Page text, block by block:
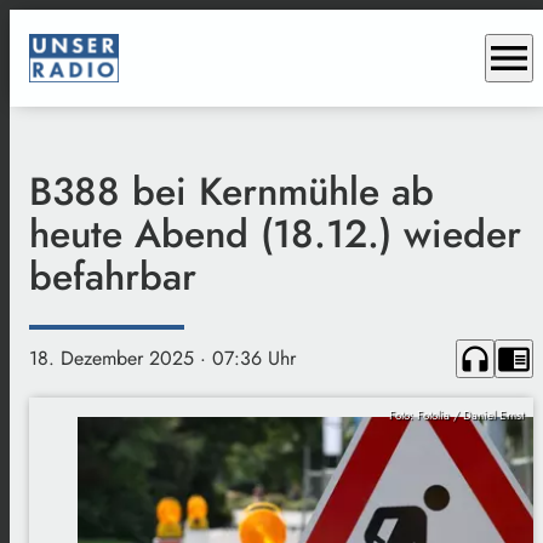
menu
B388 bei Kernmühle ab
heute Abend (18.12.) wieder
befahrbar
18. Dezember 2025 · 07:36 Uhr headphones chrome_reader_mode
Foto: Fotolia / Daniel Ernst